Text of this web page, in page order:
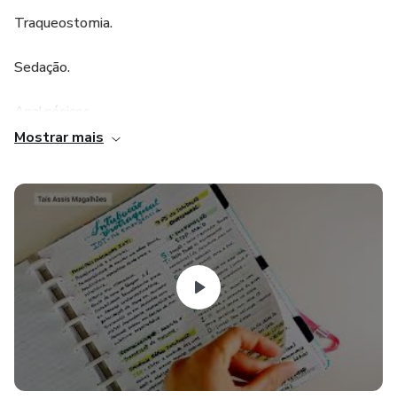
Traqueostomia.
Sedação.
Analgésicos.
Ventilação Pulmonar Mecânica.
Mostrar mais